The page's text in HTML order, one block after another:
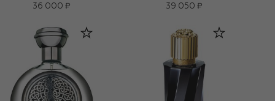
36 000 ₽
39 050 ₽